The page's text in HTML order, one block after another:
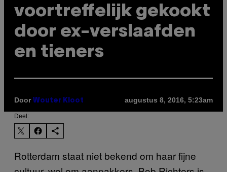
voortreffelijk gekookt
door ex-verslaafden
en tieners
Door Wouter Kloot augustus 8, 2016, 5:23am
Deel:
Rotterdam staat niet bekend om haar fijne